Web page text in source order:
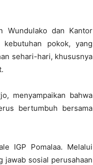
Wundulako dan Kantor
pokok, yang
sehari-hari, khususnya
menyampaikan bahwa
bertumbuh bersama
IGP Pomalaa. Melalui
jawab sosial perusahaan